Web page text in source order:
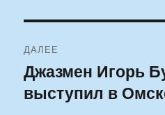
ДАЛЕЕ
Следующая
запись:
Джазмен Игорь
выступил в